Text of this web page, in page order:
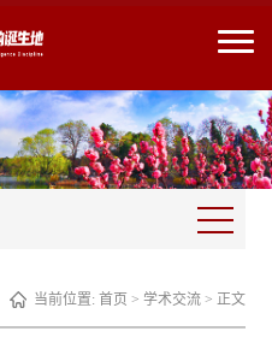
当前位置: 首页 > 学术交流> 正文